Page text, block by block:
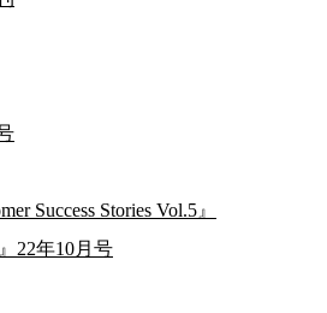
Success Stories Vol.5』
22年10月号